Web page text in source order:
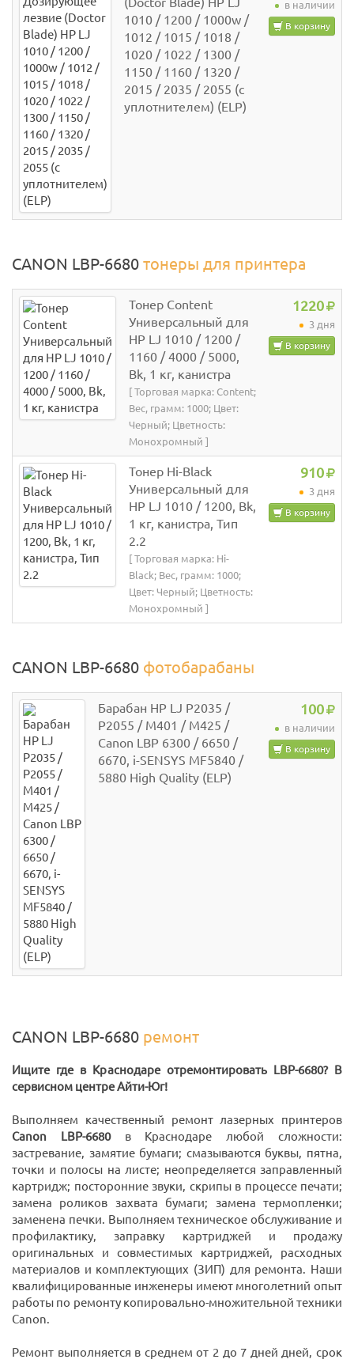
1010 / 1200 / 1000w /
1012 / 1015 / 1018 /
1020 / 1022 / 1300 /
1150 / 1160 / 1320 /
2015 / 2035 / 2055 (с
уплотнителем) (ELP)
в наличии
В корзину
CANON LBP-6680 тонеры для принтера
Тонер Content
Универсальный для
HP LJ 1010 / 1200 /
1160 / 4000 / 5000,
Bk, 1 кг, канистра
[ Торговая марка: Content;
Вес, грамм: 1000; Цвет:
Черный; Цветность:
Монохромный ]
1220
3 дня
В корзину
Тонер Hi-Black
Универсальный для
HP LJ 1010 / 1200, Bk,
1 кг, канистра, Тип
2.2
[ Торговая марка: Hi-
Black; Вес, грамм: 1000;
Цвет: Черный; Цветность:
Монохромный ]
910
3 дня
В корзину
CANON LBP-6680 фотобарабаны
Барабан HP LJ P2035 /
P2055 / M401 / M425 /
Canon LBP 6300 / 6650 /
6670, i-SENSYS MF5840 /
5880 High Quality (ELP)
100
в наличии
В корзину
CANON LBP-6680 ремонт
Ищите где в Краснодаре отремонтировать LBP-6680? В
сервисном центре Айти-Юг!
Выполняем качественный ремонт лазерных принтеров
Canon LBP-6680в Краснодаре любой сложности:
застревание, замятие бумаги; смазываются буквы, пятна,
точки и полосы на листе; неопределяется заправленный
картридж; посторонние звуки, скрипы в процессе печати;
замена роликов захвата бумаги; замена термопленки;
заменена печки. Выполняем техническое обслуживание и
профилактику, заправку картриджей и продажу
оригинальных и совместимых картриджей, расходных
материалов и комплектующих (ЗИП) для ремонта. Наши
квалифицированные инженеры имеют многолетний опыт
работы по ремонту копировально-множительной техники
Canon.
Ремонт выполняется в среднем от 2 до 7 дней дней, срок